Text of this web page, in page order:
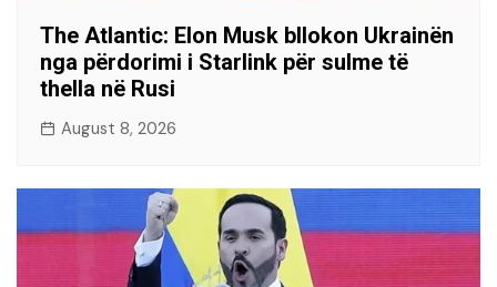
The Atlantic: Elon Musk bllokon Ukrainën
nga përdorimi i Starlink për sulme të
thella në Rusi
August 8, 2026